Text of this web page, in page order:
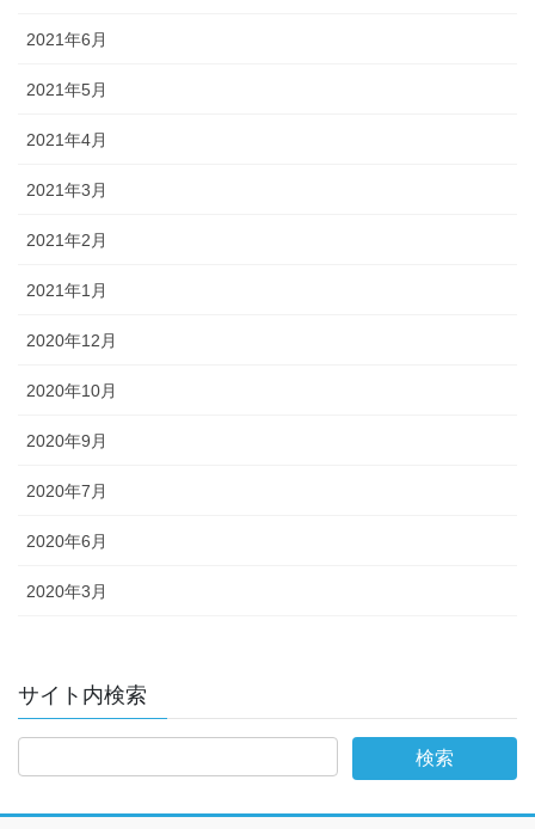
2021年6月
2021年5月
2021年4月
2021年3月
2021年2月
2021年1月
2020年12月
2020年10月
2020年9月
2020年7月
2020年6月
2020年3月
サイト内検索